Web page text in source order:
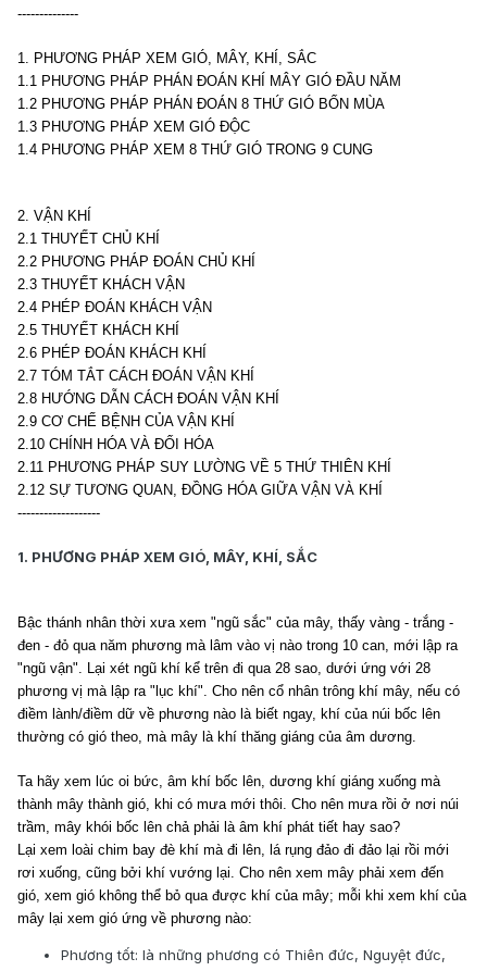
--------------
1. PHƯƠNG PHÁP XEM GIÓ, MÂY, KHÍ, SẮC
1.1 PHƯƠNG PHÁP PHÁN ĐOÁN KHÍ MÂY GIÓ ĐẦU NĂM
1.2 PHƯƠNG PHÁP PHÁN ĐOÁN 8 THỨ GIÓ BỐN MÙA
1.3 PHƯƠNG PHÁP XEM GIÓ ĐỘC
1.4 PHƯƠNG PHÁP XEM 8 THỨ GIÓ TRONG 9 CUNG
2. VẬN KHÍ
2.1 THUYẾT CHỦ KHÍ
2.2 PHƯƠNG PHÁP ĐOÁN CHỦ KHÍ
2.3 THUYẾT KHÁCH VẬN
2.4 PHÉP ĐOÁN KHÁCH VẬN
2.5 THUYẾT KHÁCH KHÍ
2.6 PHÉP ĐOÁN KHÁCH KHÍ
2.7 TÓM TẮT CÁCH ĐOÁN VẬN KHÍ
2.8 HƯỚNG DẪN CÁCH ĐOÁN VẬN KHÍ
2.9 CƠ CHẾ BỆNH CỦA VẬN KHÍ
2.10 CHÍNH HÓA VÀ ĐỐI HÓA
2.11 PHƯƠNG PHÁP SUY LƯỜNG VỀ 5 THỨ THIÊN KHÍ
2.12 SỰ TƯƠNG QUAN, ĐỒNG HÓA GIỮA VẬN VÀ KHÍ
-------------------
1. PHƯƠNG PHÁP XEM GIÓ, MÂY, KHÍ, SẮC
Bậc thánh nhân thời xưa xem "ngũ sắc" của mây, thấy vàng - trắng -
đen - đỏ qua năm phương mà lâm vào vị nào trong 10 can, mới lập ra
"ngũ vận". Lại xét ngũ khí kể trên đi qua 28 sao, dưới ứng với 28
phương vị mà lập ra "lục khí". Cho nên cổ nhân trông khí mây, nếu có
điềm lành/điềm dữ về phương nào là biết ngay, khí của núi bốc lên
thường có gió theo, mà mây là khí thăng giáng của âm dương.
Ta hãy xem lúc oi bức, âm khí bốc lên, dương khí giáng xuống mà
thành mây thành gió, khi có mưa mới thôi. Cho nên mưa rồi ở nơi núi
trầm, mây khói bốc lên chả phải là âm khí phát tiết hay sao?
Lại xem loài chim bay đè khí mà đi lên, lá rụng đảo đi đảo lại rồi mới
rơi xuống, cũng bởi khí vướng lại. Cho nên xem mây phải xem đến
gió, xem gió không thể bỏ qua được khí của mây; mỗi khi xem khí của
mây lại xem gió ứng về phương nào:
Phương tốt: là những phương có Thiên đức, Nguyệt đức,